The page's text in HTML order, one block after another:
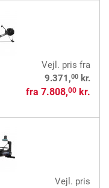
Vejl. pris fra
9.371,00kr.
fra 7.808,00kr.
Vejl. pris